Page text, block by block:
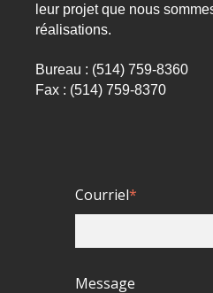
leur projet que nous
réalisations.
Bureau : (514) 759-8360
Fax : (514) 759-8370
Courriel*
Message